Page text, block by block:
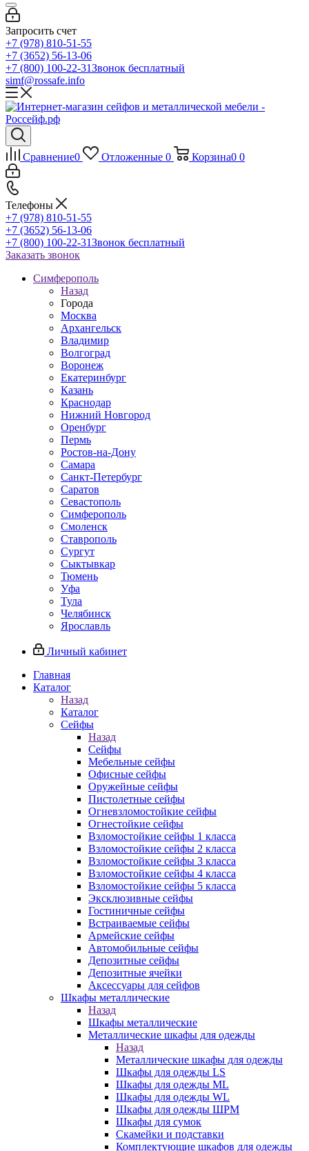
Запросить счет
+7 (978) 810-51-55
+7 (3652) 56-13-06
+7 (800) 100-22-31Звонок бесплатный
simf@rossafe.info
Сравнение0 Отложенные 0 Корзина0 0
Телефоны
+7 (978) 810-51-55
+7 (3652) 56-13-06
+7 (800) 100-22-31Звонок бесплатный
Заказать звонок
Симферополь
Назад
Города
Москва
Архангельск
Владимир
Волгоград
Воронеж
Екатеринбург
Казань
Краснодар
Нижний Новгород
Оренбург
Пермь
Ростов-на-Дону
Самара
Санкт-Петербург
Саратов
Севастополь
Симферополь
Смоленск
Ставрополь
Сургут
Сыктывкар
Тюмень
Уфа
Тула
Челябинск
Ярославль
Личный кабинет
Главная
Каталог
Назад
Каталог
Сейфы
Назад
Сейфы
Мебельные сейфы
Офисные сейфы
Оружейные сейфы
Пистолетные сейфы
Огневзломостойкие сейфы
Огнестойкие сейфы
Взломостойкие сейфы 1 класса
Взломостойкие сейфы 2 класса
Взломостойкие сейфы 3 класса
Взломостойкие сейфы 4 класса
Взломостойкие сейфы 5 класса
Эксклюзивные сейфы
Гостиничные сейфы
Встраиваемые сейфы
Армейские сейфы
Автомобильные сейфы
Депозитные сейфы
Депозитные ячейки
Аксессуары для сейфов
Шкафы металлические
Назад
Шкафы металлические
Металлические шкафы для одежды
Назад
Металлические шкафы для одежды
Шкафы для одежды LS
Шкафы для одежды ML
Шкафы для одежды WL
Шкафы для одежды ШРМ
Шкафы для сумок
Скамейки и подставки
Комплектующие шкафов для одежды